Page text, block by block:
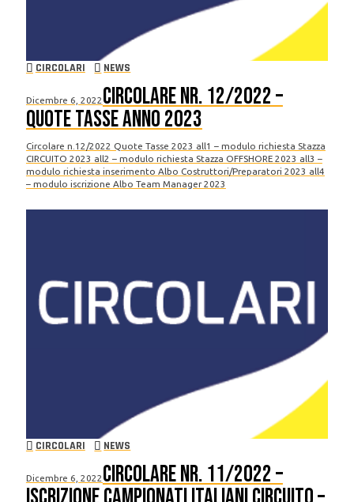
CIRCOLARI NEWS
Dicembre 6, 2022 Circolare nr. 12/2022 –
Quote Tasse anno 2023
Circolare n.12/2022 Quote Tasse 2023 all1 – modulo richiesta Stazza
CIRCUITO 2023 all2 – modulo richiesta Stazza OFFSHORE 2023 all3 –
modulo richiesta inserimento Albo Costruttori/Preparatori 2023 all4
– modulo iscrizione Albo Team Manager 2023
CIRCOLARI NEWS
Dicembre 6, 2022 Circolare nr. 11/2022 –